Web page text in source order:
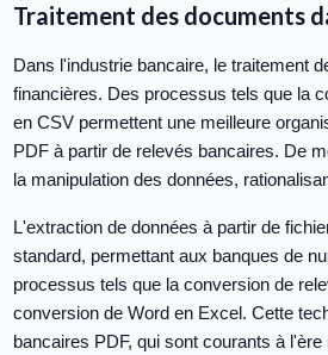
Traitement des documents
Dans l'industrie bancaire, le traitement
financières. Des processus tels que la
en CSV permettent une meilleure
PDF à partir de relevés bancaires. De
la manipulation des données,
L'extraction de données à partir de
standard, permettant aux banques de
processus tels que la conversion de
conversion de Word en Excel. Cette
bancaires PDF, qui sont courants à